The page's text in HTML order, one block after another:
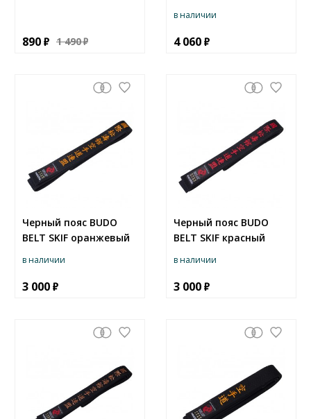
890 1 490
в наличии
4 060
Черный пояс BUDO
BELT SKIF оранжевый
в наличии
3 000
Черный пояс BUDO
BELT SKIF красный
в наличии
3 000